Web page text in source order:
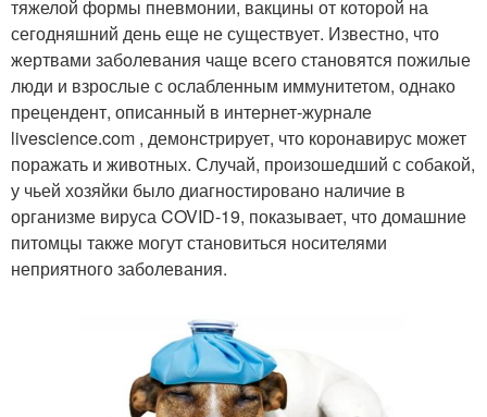
тяжелой формы пневмонии, вакцины от которой на
сегодняшний день еще не существует. Известно, что
жертвами заболевания чаще всего становятся пожилые
люди и взрослые с ослабленным иммунитетом, однако
прецендент, описанный в интернет-журнале
livescience.com , демонстрирует, что коронавирус может
поражать и животных. Случай, произошедший с собакой,
у чьей хозяйки было диагностировано наличие в
организме вируса COVID-19, показывает, что домашние
питомцы также могут становиться носителями
неприятного заболевания.